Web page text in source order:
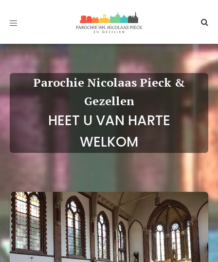
Toggle
Parochie Nicolaas Pieck &
Gezellen
HEET U VAN HARTE
WELKOM